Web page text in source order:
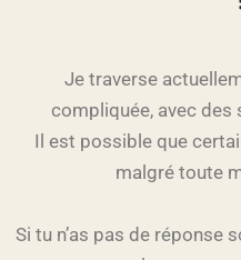
Je traverse
compliquée, avec
Il est possible que
malgré toute
Si tu n’as pas de réponse